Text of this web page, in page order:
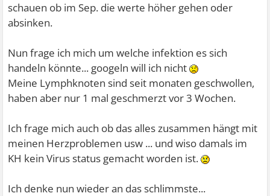
schauen ob im Sep. die werte höher gehen oder
absinken.
Nun frage ich mich um welche infektion es sich
handeln könnte... googeln will ich nicht
Meine Lymphknoten sind seit monaten geschwollen,
haben aber nur 1 mal geschmerzt vor 3 Wochen.
Ich frage mich auch ob das alles zusammen hängt mit
meinen Herzproblemen usw ... und wiso damals im
KH kein Virus status gemacht worden ist.
Ich denke nun wieder an das schlimmste...